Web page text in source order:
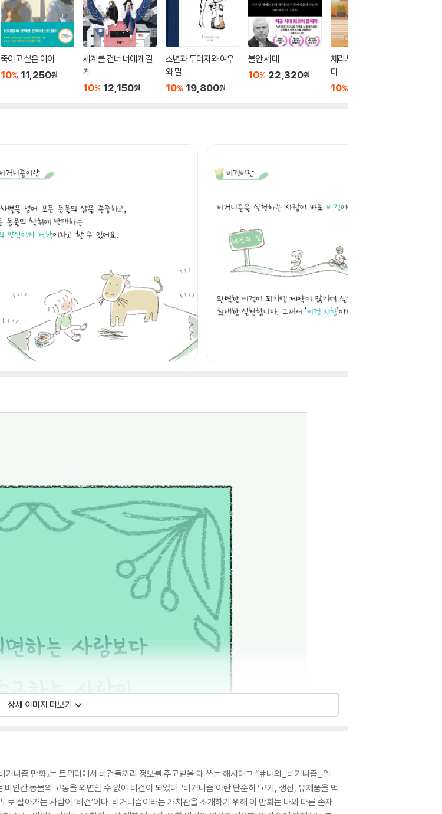
죽이고 싶은 아이
10% 11,250원
세계를 건너 너에게 갈
게
10% 12,150원
소년과 두더지와 여우
와 말
10% 19,800원
불안 세대
10% 22,320원
체리새우 : 비밀글입니
다
10%
상세 이미지 더보기
거니즘 만화』는 트위터에서 비건들끼리 정보를 주고받을 때 쓰는 해시태그 “#나의_비거니즘_일
인간 동물의 고통을 외면할 수 없어 비건이 되었다. ‘비거니즘’이란 단순히 ‘고기, 생선, 유제품을 먹
로 살아가는 사람이 ‘비건’이다. 비거니즘이라는 가치관을 소개하기 위해 이 만화는 나와 다른 존재